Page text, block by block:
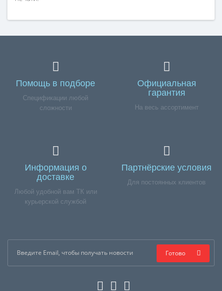
Помощь в подборе
Спецификации любой
сложности
Официальная
гарантия
На весь ассортимент
Информация о
доставке
Любой удобной вам ТК или
курьерской службой
Партнёрские условия
Для постоянных клиентов
Готово